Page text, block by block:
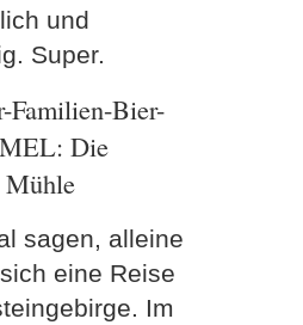
und
Super.
Familien-Bier-
Die
Mühle
sagen, alleine
eine Reise
Im